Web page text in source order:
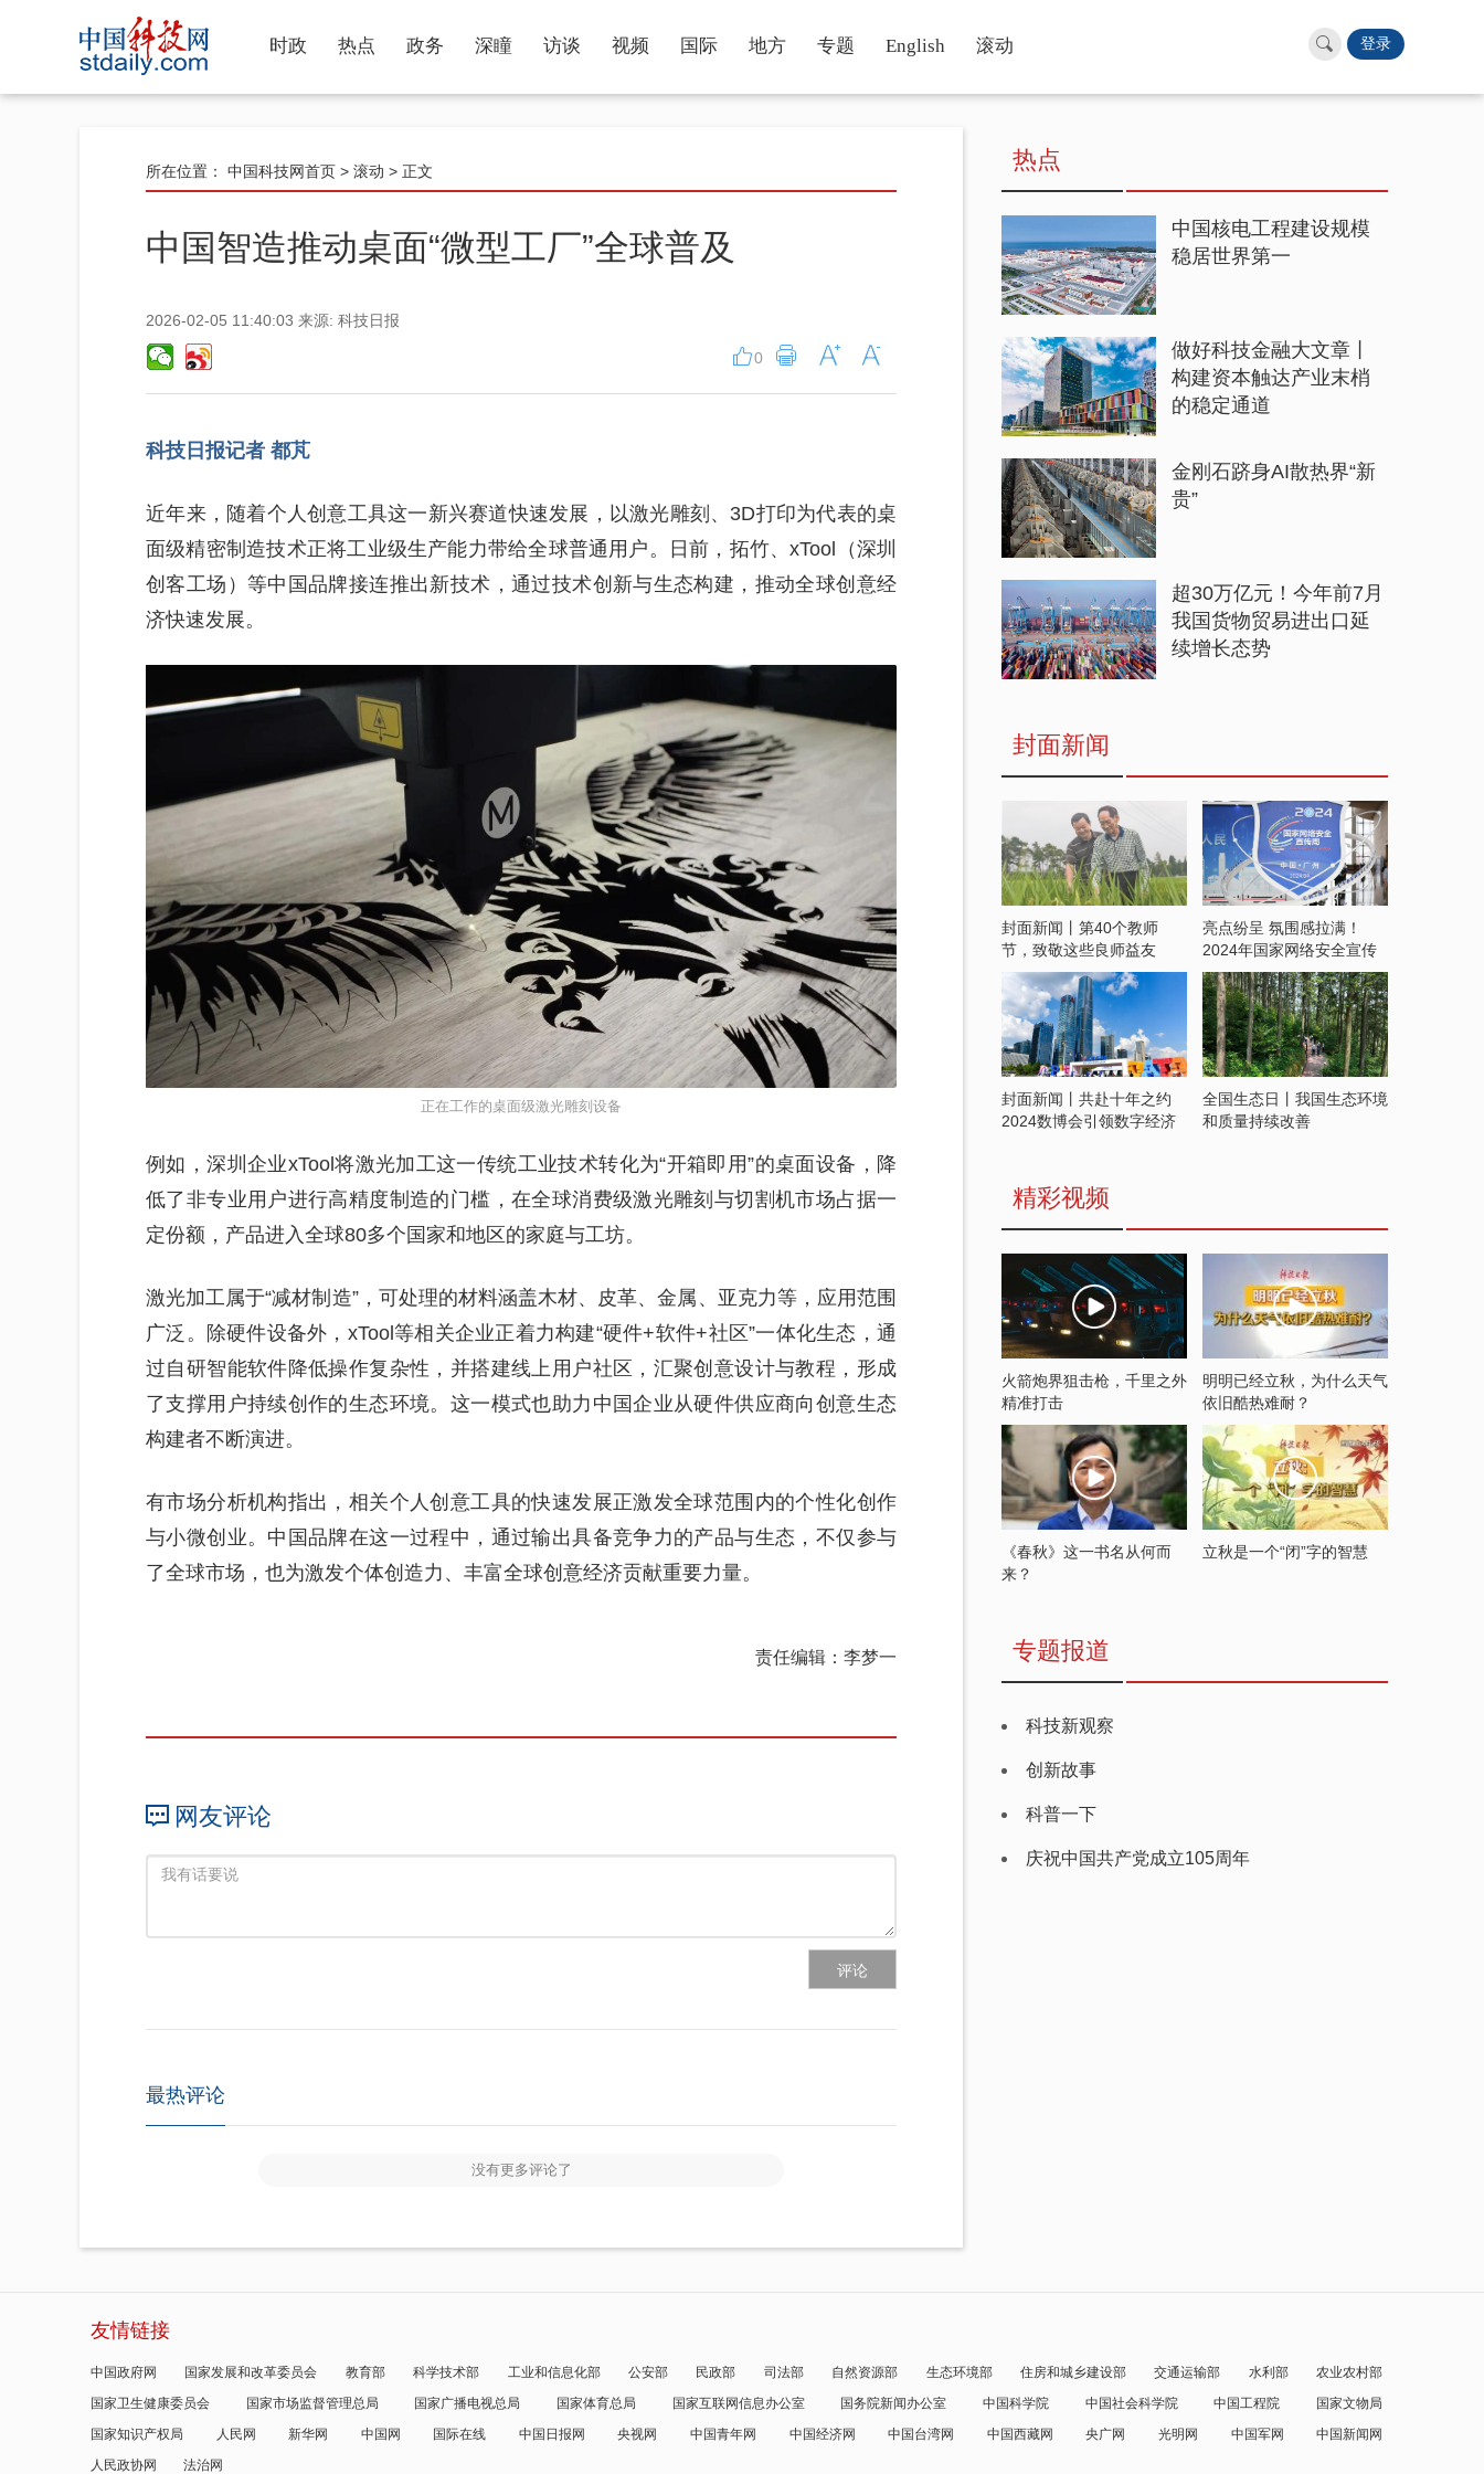
时政 热点 政务 深瞳 访谈 视频 国际 地方 专题 English 滚动 登录
所在位置： 中国科技网首页 > 滚动 > 正文
中国智造推动桌面“微型工厂”全球普及
2026-02-05 11:40:03 来源: 科技日报
0
科技日报记者 都芃
近年来，随着个人创意工具这一新兴赛道快速发展，以激光雕刻、3D打印为代表的桌
面级精密制造技术正将工业级生产能力带给全球普通用户。日前，拓竹、xTool（深圳
创客工场）等中国品牌接连推出新技术，通过技术创新与生态构建，推动全球创意经
济快速发展。
正在工作的桌面级激光雕刻设备
例如，深圳企业xTool将激光加工这一传统工业技术转化为“开箱即用”的桌面设备，降
低了非专业用户进行高精度制造的门槛，在全球消费级激光雕刻与切割机市场占据一
定份额，产品进入全球80多个国家和地区的家庭与工坊。
激光加工属于“减材制造”，可处理的材料涵盖木材、皮革、金属、亚克力等，应用范围
广泛。除硬件设备外，xTool等相关企业正着力构建“硬件+软件+社区”一体化生态，通
过自研智能软件降低操作复杂性，并搭建线上用户社区，汇聚创意设计与教程，形成
了支撑用户持续创作的生态环境。这一模式也助力中国企业从硬件供应商向创意生态
构建者不断演进。
有市场分析机构指出，相关个人创意工具的快速发展正激发全球范围内的个性化创作
与小微创业。中国品牌在这一过程中，通过输出具备竞争力的产品与生态，不仅参与
了全球市场，也为激发个体创造力、丰富全球创意经济贡献重要力量。
责任编辑：李梦一
网友评论
评论
最热评论
没有更多评论了
热点
中国核电工程建设规模
稳居世界第一
做好科技金融大文章丨
构建资本触达产业末梢
的稳定通道
金刚石跻身AI散热界“新
贵”
超30万亿元！今年前7月
我国货物贸易进出口延
续增长态势
封面新闻
封面新闻丨第40个教师
节，致敬这些良师益友
亮点纷呈 氛围感拉满！
2024年国家网络安全宣传
周开启
封面新闻丨共赴十年之约
2024数博会引领数字经济
全国生态日丨我国生态环境
和质量持续改善
精彩视频
火箭炮界狙击枪，千里之外
精准打击
明明已经立秋，为什么天气
依旧酷热难耐？
《春秋》这一书名从何而
来？
立秋是一个“闭”字的智慧
专题报道
科技新观察
创新故事
科普一下
庆祝中国共产党成立105周年
友情链接
中国政府网 国家发展和改革委员会 教育部 科学技术部 工业和信息化部 公安部 民政部 司法部 自然资源部 生态环境部 住房和城乡建设部 交通运输部 水利部
农业农村部
国家卫生健康委员会
国家市场监督管理总局 国家广播电视总局 国家体育总局 国家互联网信息办公室 国务院新闻办公室 中国科学院 中国社会科学院 中国工程院
国家文物局
国家知识产权局
人民网 新华网 中国网 国际在线 中国日报网 央视网 中国青年网 中国经济网 中国台湾网 中国西藏网 央广网 光明网 中国军网
中国新闻网
人民政协网
法治网